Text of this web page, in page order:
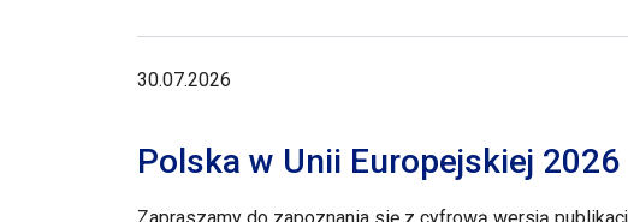
30.07.2026
Polska w Unii Europejskiej 2026